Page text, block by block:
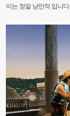
이는 정말 낭만적 입니다.